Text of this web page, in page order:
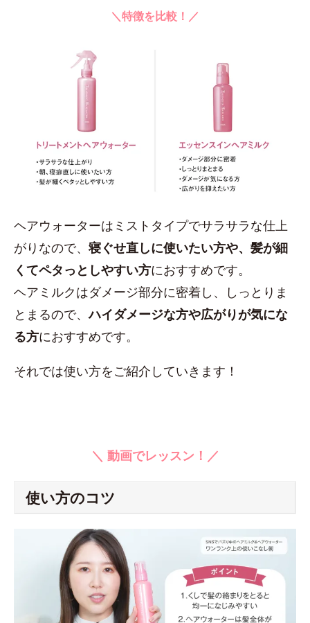
＼特徴を比較！／
ヘアウォーターはミストタイプでサラサラな仕上
がりなので、寝ぐせ直しに使いたい方や、髪が細
くてペタっとしやすい方におすすめです。
ヘアミルクはダメージ部分に密着し、しっとりま
とまるので、ハイダメージな方や広がりが気にな
る方におすすめです。
それでは使い方をご紹介していきます！
＼ 動画でレッスン！／
使い方のコツ